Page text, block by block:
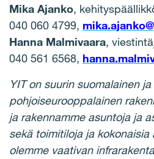
Mika Ajanko,
040 060 4799,
Hanna Malmivaara,
040 561 6568,
YIT on suurin suomalainen
pohjoiseurooppalainen
ja rakennamme asuntoja ja
sekätoimitiloja ja kokonaisia
olemme vaativan